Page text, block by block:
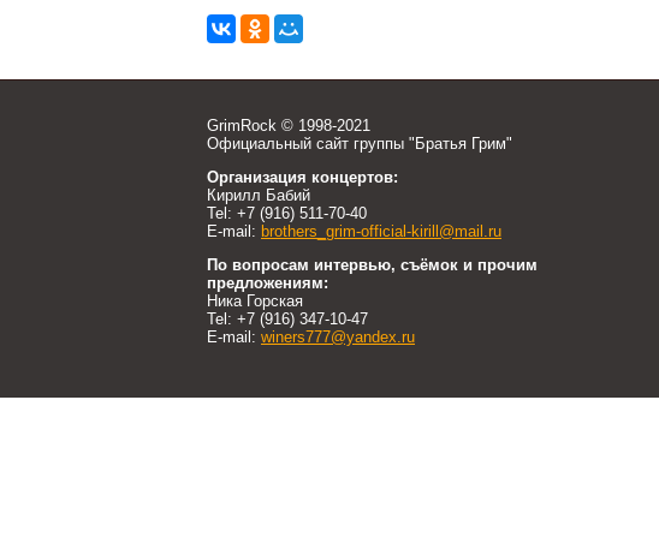
GrimRock © 1998-2021
Официальный сайт группы "Братья Грим"
Организация концертов:
Кирилл Бабий
Tel: +7 (916) 511-70-40
E-mail: brothers_grim-official-kirill@mail.ru
По вопросам интервью, съёмок и прочим
предложениям:
Ника Горская
Tel: +7 (916) 347-10-47
E-mail: winers777@yandex.ru